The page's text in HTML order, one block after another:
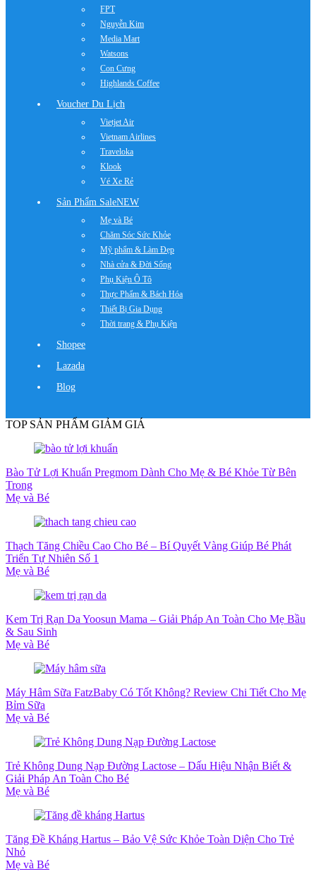
FPT
Nguyễn Kim
Media Mart
Watsons
Con Cưng
Highlands Coffee
Voucher Du Lịch
Vietjet Air
Vietnam Airlines
Traveloka
Klook
Vé Xe Rẻ
Sản Phẩm SaleNEW
Mẹ và Bé
Chăm Sóc Sức Khỏe
Mỹ phẩm & Làm Đẹp
Nhà cửa & Đời Sống
Phụ Kiện Ô Tô
Thực Phẩm & Bách Hóa
Thiết Bị Gia Dụng
Thời trang & Phụ Kiện
Shopee
Lazada
Blog
TOP SẢN PHẨM GIẢM GIÁ
Bào Tử Lợi Khuẩn Pregmom Dành Cho Mẹ & Bé Khỏe Từ Bên
Trong
Mẹ và Bé
Thạch Tăng Chiều Cao Cho Bé – Bí Quyết Vàng Giúp Bé Phát
Triển Tự Nhiên Số 1
Mẹ và Bé
Kem Trị Rạn Da Yoosun Mama – Giải Pháp An Toàn Cho Mẹ Bầu
& Sau Sinh
Mẹ và Bé
Máy Hâm Sữa FatzBaby Có Tốt Không? Review Chi Tiết Cho Mẹ
Bỉm Sữa
Mẹ và Bé
Trẻ Không Dung Nạp Đường Lactose – Dấu Hiệu Nhận Biết &
Giải Pháp An Toàn Cho Bé
Mẹ và Bé
Tăng Đề Kháng Hartus – Bảo Vệ Sức Khỏe Toàn Diện Cho Trẻ
Nhỏ
Mẹ và Bé